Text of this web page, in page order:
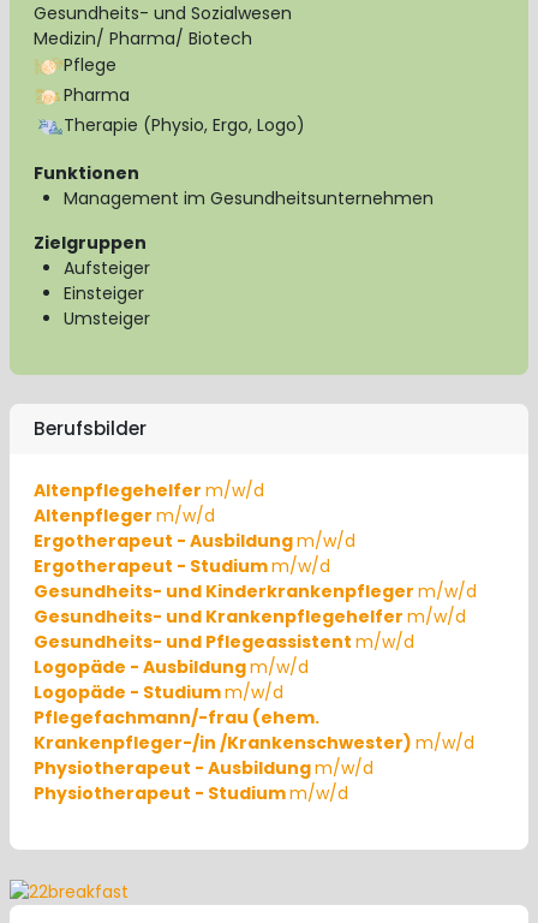
Gesundheits- und Sozialwesen
Medizin/ Pharma/ Biotech
Pflege
Pharma
Therapie (Physio, Ergo, Logo)
Funktionen
Management im Gesundheitsunternehmen
Zielgruppen
Aufsteiger
Einsteiger
Umsteiger
Berufsbilder
Altenpflegehelfer m/w/d
Altenpfleger m/w/d
Ergotherapeut - Ausbildungm/w/d
Ergotherapeut - Studiumm/w/d
Gesundheits- und Kinderkrankenpfleger m/w/d
Gesundheits- und Krankenpflegehelfer m/w/d
Gesundheits- und Pflegeassistent m/w/d
Logopäde - Ausbildungm/w/d
Logopäde - Studiumm/w/d
Pflegefachmann/-frau (ehem.
Krankenpfleger-/in /Krankenschwester) m/w/d
Physiotherapeut - Ausbildungm/w/d
Physiotherapeut - Studiumm/w/d